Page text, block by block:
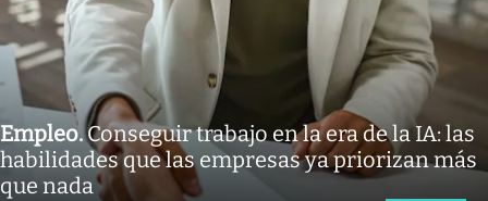
Empleo.Conseguir trabajo en la era de la IA: las
habilidades que las empresas ya priorizan más
que nada